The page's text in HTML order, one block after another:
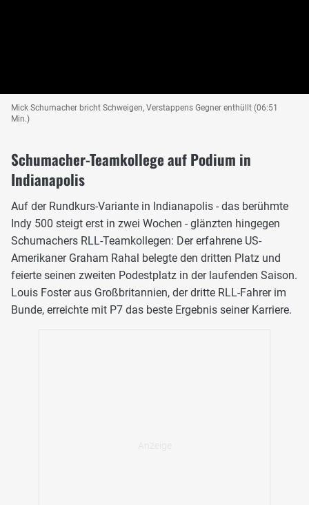
Mick Schumacher bricht Schweigen, Verstappens Gegner enthüllt (06:51
Min.)
Schumacher-Teamkollege auf Podium in
Indianapolis
Auf der Rundkurs-Variante in Indianapolis - das berühmte
Indy 500 steigt erst in zwei Wochen - glänzten hingegen
Schumachers RLL-Teamkollegen: Der erfahrene US-
Amerikaner Graham Rahal belegte den dritten Platz und
feierte seinen zweiten Podestplatz in der laufenden Saison.
Louis Foster aus Großbritannien, der dritte RLL-Fahrer im
Bunde, erreichte mit P7 das beste Ergebnis seiner Karriere.